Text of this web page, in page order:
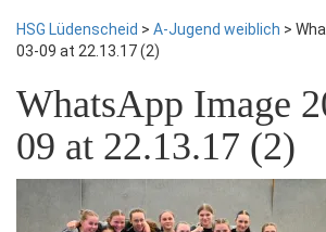
HSG Lüdenscheid > A-Jugend weiblich >
03-09 at 22.13.17 (2)
WhatsApp Image
09 at 22.13.17 (2)